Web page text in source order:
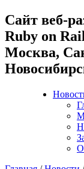
Cайт веб-
Ruby on
Москва,
О